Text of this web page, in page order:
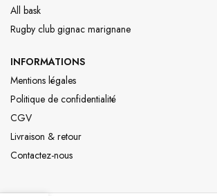
All bask
Rugby club gignac marignane
INFORMATIONS
Mentions légales
Politique de confidentialité
CGV
Livraison & retour
Contactez-nous